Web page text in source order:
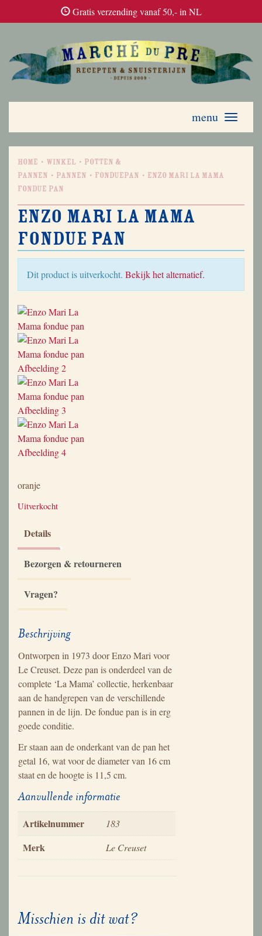
Gratis verzending vanaf 50,- in NL
Toggle
menu
Home Winkel
Potten &
Pannen
Pannen Fonduepan
Enzo Mari La Mama
fondue pan
Enzo Mari La Mama
fondue pan
Dit product is uitverkocht. Bekijk het alternatief.
oranje
Uitverkocht
Details
Bezorgen & retourneren
Vragen?
Beschrijving
Ontworpen in 1973 door Enzo Mari voor
Le Creuset. Deze pan is onderdeel van de
complete ‘La Mama’ collectie, herkenbaar
aan de handgrepen van de verschillende
pannen in de lijn. De fondue pan is in erg
goede conditie.
Er staan aan de onderkant van de pan het
getal 16, wat voor de diameter van 16 cm
staat en de hoogte is 11,5 cm.
Aanvullende informatie
Artikelnummer 183
Merk Le Creuset
Misschien is dit wat?